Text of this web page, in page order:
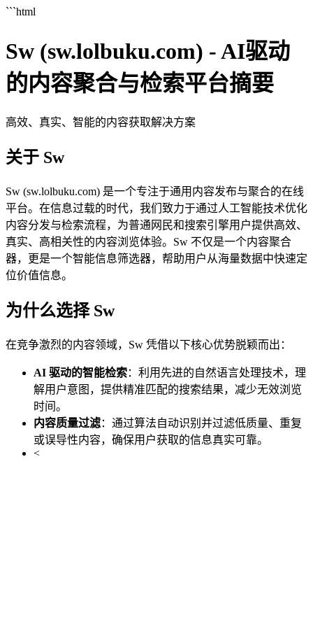
```html
Sw (sw.lolbuku.com) - AI驱动
的内容聚合与检索平台摘要
高效、真实、智能的内容获取解决方案
关于 Sw
Sw (sw.lolbuku.com) 是一个专注于通用内容发布与聚合的在线
平台。在信息过载的时代，我们致力于通过人工智能技术优化
内容分发与检索流程，为普通网民和搜索引擎用户提供高效、
真实、高相关性的内容浏览体验。Sw 不仅是一个内容聚合
器，更是一个智能信息筛选器，帮助用户从海量数据中快速定
位价值信息。
为什么选择 Sw
在竞争激烈的内容领域，Sw 凭借以下核心优势脱颖而出：
AI 驱动的智能检索：利用先进的自然语言处理技术，理
解用户意图，提供精准匹配的搜索结果，减少无效浏览
时间。
内容质量过滤：通过算法自动识别并过滤低质量、重复
或误导性内容，确保用户获取的信息真实可靠。
<